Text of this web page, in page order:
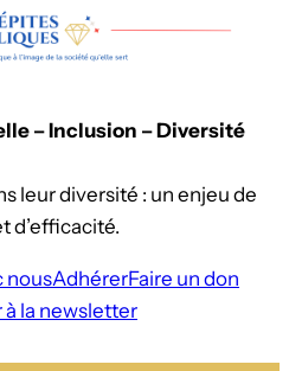
– Inclusion – Diversité
leur diversité : un enjeu de
d’efficacité.
nousAdhérerFaire un don
à la newsletter